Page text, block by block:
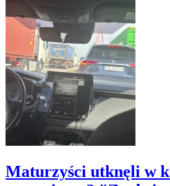
Maturzyści utknęli w